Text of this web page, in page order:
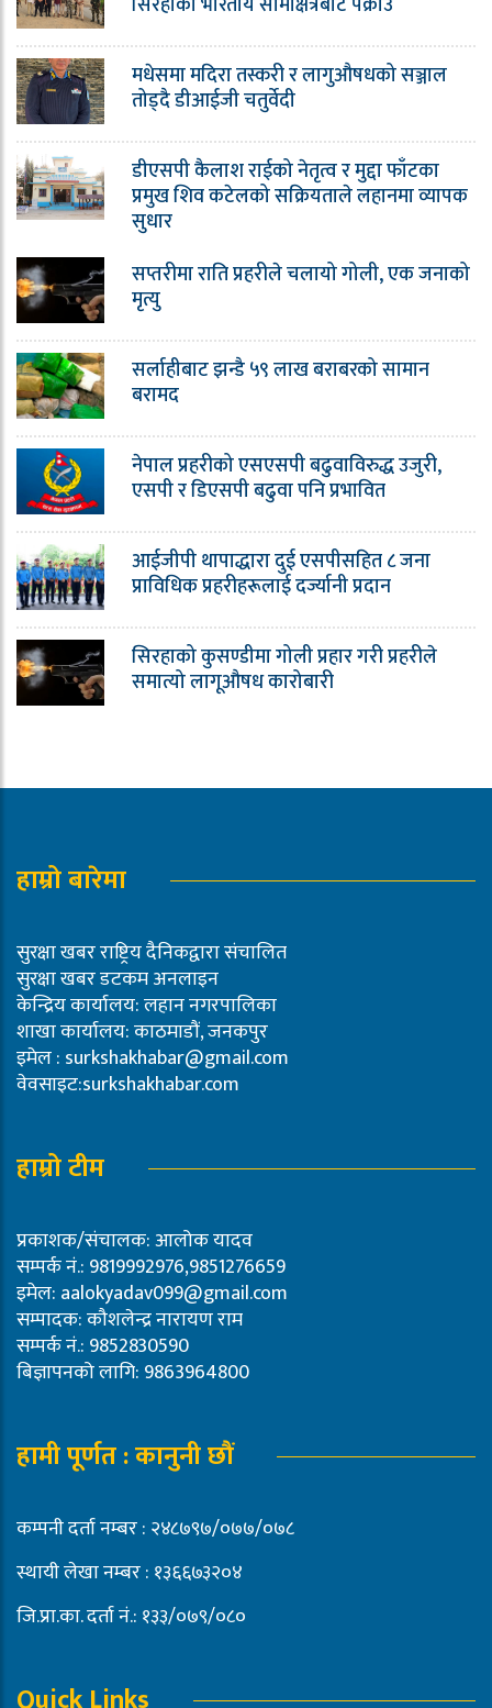
मधेसमा मदिरा तस्करी र लागुऔषधको सञ्जाल
तोड्दै डीआईजी चतुर्वेदी
डीएसपी कैलाश राईको नेतृत्व र मुद्दा फाँटका
प्रमुख शिव कटेलको सक्रियताले लहानमा व्यापक
सुधार
सप्तरीमा राति प्रहरीले चलायो गोली, एक जनाको
मृत्यु
सर्लाहीबाट झन्डै ५९ लाख बराबरको सामान
बरामद
नेपाल प्रहरीको एसएसपी बढुवाविरुद्ध उजुरी,
एसपी र डिएसपी बढुवा पनि प्रभावित
आईजीपी थापाद्धारा दुई एसपीसहित ८ जना
प्राविधिक प्रहरीहरूलाई दर्ज्यानी प्रदान
सिरहाको कुसण्डीमा गोली प्रहार गरी प्रहरीले
समात्यो लागूऔषध कारोबारी
हाम्रो बारेमा
सुरक्षा खबर राष्ट्रिय दैनिकद्वारा संचालित
सुरक्षा खबर डटकम अनलाइन
केन्द्रिय कार्यालय: लहान नगरपालिका
शाखा कार्यालय: काठमाडौं, जनकपुर
इमेल : surkshakhabar@gmail.com
वेवसाइट:surkshakhabar.com
हाम्रो टीम
प्रकाशक/संचालक: आलोक यादव
सम्पर्क नं.: 9819992976,9851276659
इमेल: aalokyadav099@gmail.com
सम्पादक: कौशलेन्द्र नारायण राम
सम्पर्क नं.: 9852830590
बिज्ञापनको लागि: 9863964800
हामी पूर्णत : कानुनी छौं
कम्पनी दर्ता नम्बर : २४८७९७/०७७/०७८
स्थायी लेखा नम्बर : १३६६७३२०४
जि.प्रा.का. दर्ता नं.: १३३/०७९/०८०